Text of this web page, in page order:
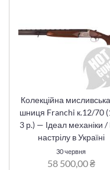
Колекційна
шниця Franchi к.12/70
3 р.) — Ідеал механіки /
настрілу в Україні
30 червня
58 500,00 ₴